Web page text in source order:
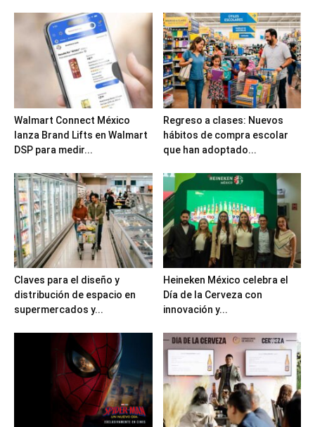
Walmart Connect México
lanza Brand Lifts en Walmart
DSP para medir...
Regreso a clases: Nuevos
hábitos de compra escolar
que han adoptado...
Claves para el diseño y
distribución de espacio en
supermercados y...
Heineken México celebra el
Día de la Cerveza con
innovación y...